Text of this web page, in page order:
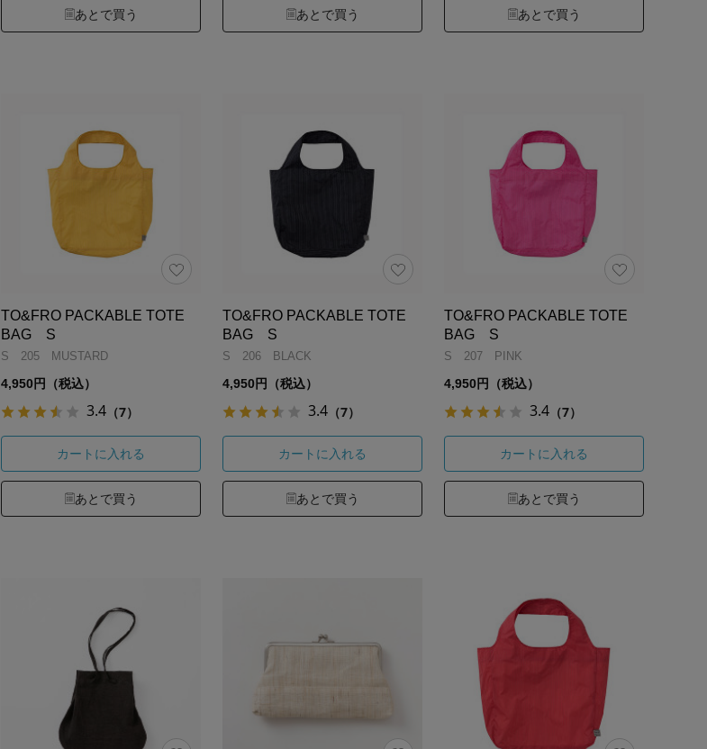
あとで買う あとで買う あとで買う
TO&FRO PACKABLE TOTE
BAG S
S 205 MUSTARD
4,950円（税込）
3.4 （7）
カートに入れる
あとで買う
TO&FRO PACKABLE TOTE
BAG S
S 206 BLACK
4,950円（税込）
3.4 （7）
カートに入れる
あとで買う
TO&FRO PACKABLE TOTE
BAG S
S 207 PINK
4,950円（税込）
3.4 （7）
カートに入れる
あとで買う